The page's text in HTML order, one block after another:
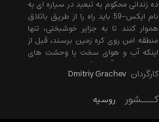
ده زندانی محکوم به تبعید در سیاره ای به
نام ایکس-59 باید راه را از طریق باتلاق
هموار کنند تا به جزایر خوشبختی، تنها
منطقه امن روی کره زمین برسند، قبل از
اینکه آب و هوای سخت یا وحشت های
زیرزمینی همه آنها را بکشد....
کارگردان Dmitriy Grachev
کـــشور روسیه